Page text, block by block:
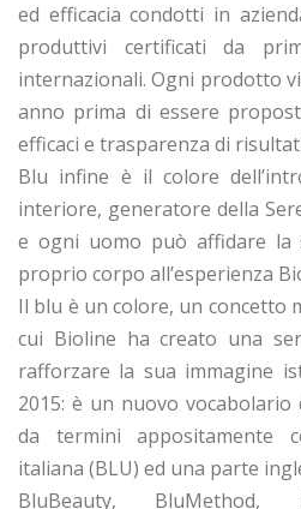
ed efficacia condotti in
produttivi certificati da
internazionali. Ogni prodotto
anno prima di essere
efficaci e trasparenza di
Blu infine è il colore
interiore, generatore della
e ogni uomo può affidare la
proprio corpo all’esperienza
Il blu è un colore, un concetto
cui Bioline ha creato una
rafforzare la sua immagine
2015: è un nuovo vocabolario
da termini appositamente
italiana (BLU) ed una parte
BluBeauty, BluMethod,